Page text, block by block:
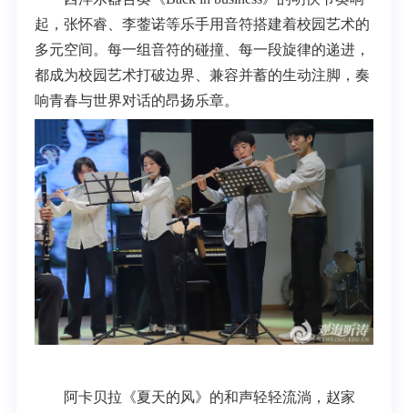
起，张怀睿、李蓥诺等乐手用音符搭建着校园艺术的
多元空间。每一组音符的碰撞、每一段旋律的递进，
都成为校园艺术打破边界、兼容并蓄的生动注脚，奏
响青春与世界对话的昂扬乐章。
阿卡贝拉《夏天的风》的和声轻轻流淌，赵家